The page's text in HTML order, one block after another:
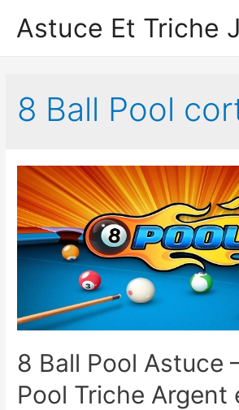
Astuce Et Triche
8 Ball Pool
8 Ball Pool Astuce
Pool Triche Argent